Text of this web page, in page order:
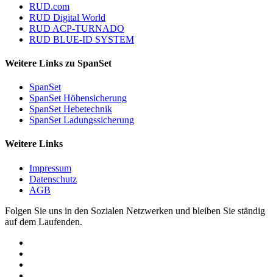
RUD.com
RUD Digital World
RUD ACP-TURNADO
RUD BLUE-ID SYSTEM
Weitere Links zu SpanSet
SpanSet
SpanSet Höhensicherung
SpanSet Hebetechnik
SpanSet Ladungssicherung
Weitere Links
Impressum
Datenschutz
AGB
Folgen Sie uns in den Sozialen Netzwerken und bleiben Sie ständig
auf dem Laufenden.